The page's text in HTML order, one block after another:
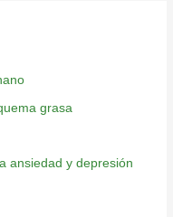
grasa
ansiedad y depresión